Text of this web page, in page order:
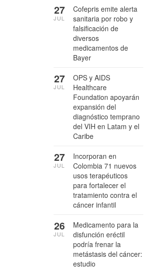
Cofepris emite alerta
sanitaria por robo y
falsificación de
diversos
medicamentos de
Bayer
27
JUL
OPS y AIDS
Healthcare
Foundation apoyarán
expansión del
diagnóstico temprano
del VIH en Latam y el
Caribe
27
JUL
Incorporan en
Colombia 71 nuevos
usos terapéuticos
para fortalecer el
tratamiento contra el
cáncer infantil
27
JUL
Medicamento para la
disfunción eréctil
podría frenar la
metástasis del cáncer:
estudio
26
JUL